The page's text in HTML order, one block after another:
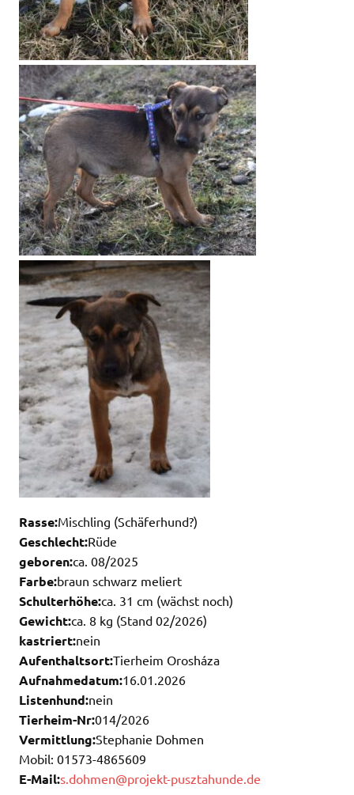
Rasse:Mischling (Schäferhund?)
Geschlecht:Rüde
geboren:ca. 08/2025
Farbe:braun schwarz meliert
Schulterhöhe:ca. 31 cm (wächst noch)
Gewicht:ca. 8 kg (Stand 02/2026)
kastriert:nein
Aufenthaltsort:Tierheim Orosháza
Aufnahmedatum:16.01.2026
Listenhund:nein
Tierheim-Nr:014/2026
Vermittlung:Stephanie Dohmen
Mobil: 01573-4865609
E-Mail:s.dohmen@projekt-pusztahunde.de